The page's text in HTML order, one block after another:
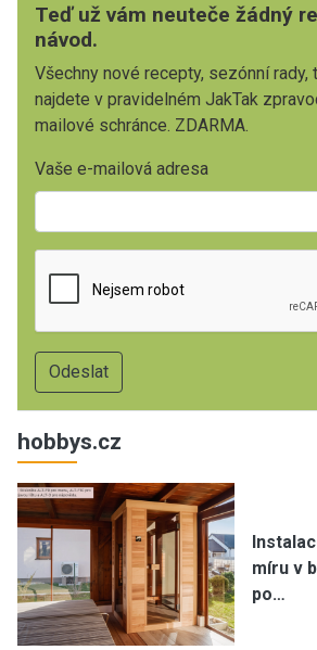
Teď už vám neuteče žádný
návod.
Všechny nové recepty, sezónní rady,
najdete v pravidelném JakTak
mailové schránce. ZDARMA.
Vaše e-mailová adresa
hobbys.cz
míru v
po…